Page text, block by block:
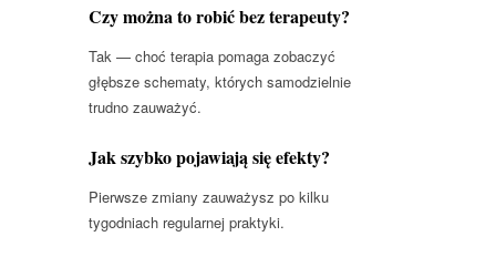
Czy można to robić bez terapeuty?
Tak — choć terapia pomaga zobaczyć
głębsze schematy, których samodzielnie
trudno zauważyć.
Jak szybko pojawiają się efekty?
Pierwsze zmiany zauważysz po kilku
tygodniach regularnej praktyki.